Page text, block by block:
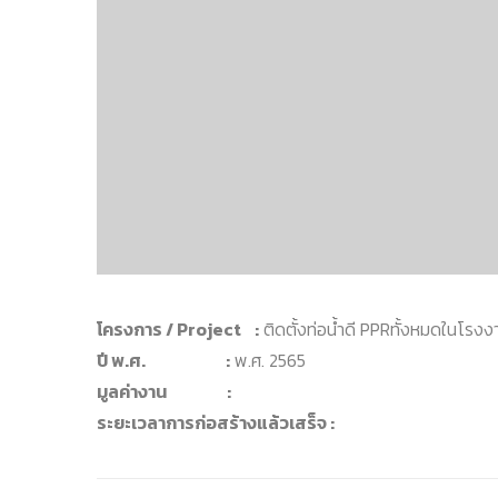
โครงการ / Project :ติดตั้งท่อน้ำดี PPRทั้งหมดในโรงง
ปี พ.ศ. :พ.ศ. 2565
มูลค่างาน :
ระยะเวลาการก่อสร้างแล้วเสร็จ :